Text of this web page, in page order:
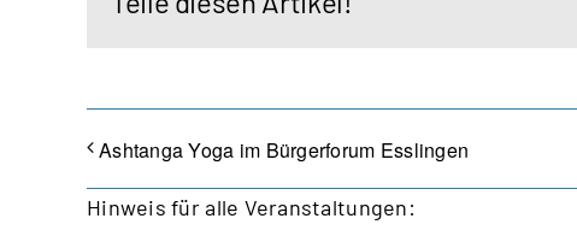
Ashtanga Yoga im Bürgerforum Esslingen
Hinweis für alle Veranstaltungen: